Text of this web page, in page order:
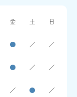
金 土 日
● ／ ／
● ／ ／
／ ● ／